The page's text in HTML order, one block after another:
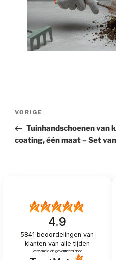
Bericht
Vorig
bericht
VORIGE
Tuinhandschoenen van
coating, één maat – Set
4.9
5841 beoordelingen van
klanten van alle tijden
verzameld en geverifieerd door